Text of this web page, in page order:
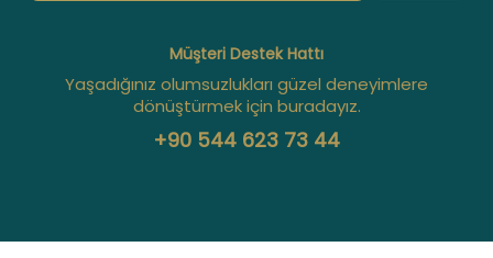
Müşteri Destek Hattı
Yaşadığınız olumsuzlukları güzel deneyimlere
dönüştürmek için buradayız.
+90 544 623 73 44